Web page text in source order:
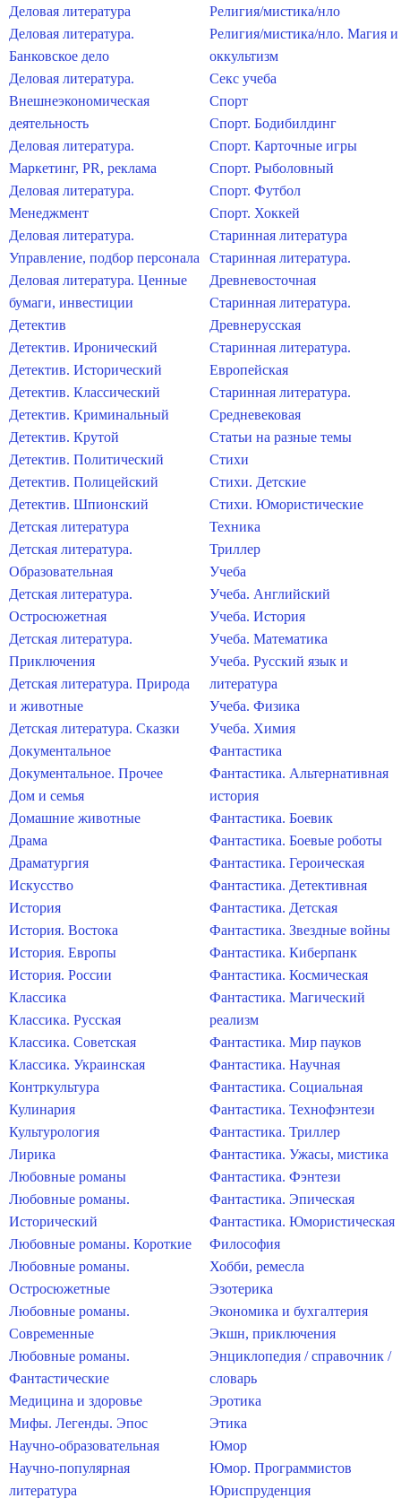
Деловая литература
Деловая литература.
Банковское дело
Деловая литература.
Внешнеэкономическая
деятельность
Деловая литература.
Маркетинг, PR, реклама
Деловая литература.
Менеджмент
Деловая литература.
Управление, подбор персонала
Деловая литература. Ценные
бумаги, инвестиции
Детектив
Детектив. Иронический
Детектив. Исторический
Детектив. Классический
Детектив. Криминальный
Детектив. Крутой
Детектив. Политический
Детектив. Полицейский
Детектив. Шпионский
Детская литература
Детская литература.
Образовательная
Детская литература.
Остросюжетная
Детская литература.
Приключения
Детская литература. Природа
и животные
Детская литература. Сказки
Документальное
Документальное. Прочее
Дом и семья
Домашние животные
Драма
Драматургия
Искусство
История
История. Востока
История. Европы
История. России
Классика
Классика. Русская
Классика. Советская
Классика. Украинская
Контркультура
Кулинария
Культурология
Лирика
Любовные романы
Любовные романы.
Исторический
Любовные романы. Короткие
Любовные романы.
Остросюжетные
Любовные романы.
Современные
Любовные романы.
Фантастические
Медицина и здоровье
Мифы. Легенды. Эпос
Научно-образовательная
Научно-популярная
литература
Религия/мистика/нло
Религия/мистика/нло. Магия и
оккультизм
Секс учеба
Спорт
Спорт. Бодибилдинг
Спорт. Карточные игры
Спорт. Рыболовный
Спорт. Футбол
Спорт. Хоккей
Старинная литература
Старинная литература.
Древневосточная
Старинная литература.
Древнерусская
Старинная литература.
Европейская
Старинная литература.
Средневековая
Статьи на разные темы
Стихи
Стихи. Детские
Стихи. Юмористические
Техника
Триллер
Учеба
Учеба. Английский
Учеба. История
Учеба. Математика
Учеба. Русский язык и
литература
Учеба. Физика
Учеба. Химия
Фантастика
Фантастика. Альтернативная
история
Фантастика. Боевик
Фантастика. Боевые роботы
Фантастика. Героическая
Фантастика. Детективная
Фантастика. Детская
Фантастика. Звездные войны
Фантастика. Киберпанк
Фантастика. Космическая
Фантастика. Магический
реализм
Фантастика. Мир пауков
Фантастика. Научная
Фантастика. Социальная
Фантастика. Технофэнтези
Фантастика. Триллер
Фантастика. Ужасы, мистика
Фантастика. Фэнтези
Фантастика. Эпическая
Фантастика. Юмористическая
Философия
Хобби, ремесла
Эзотерика
Экономика и бухгалтерия
Экшн, приключения
Энциклопедия / справочник /
словарь
Эротика
Этика
Юмор
Юмор. Программистов
Юриспруденция